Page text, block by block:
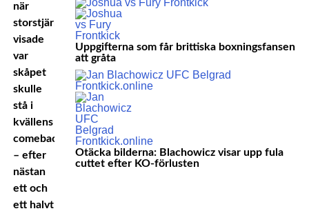
när
storstjärnan
visade
var
skåpet
skulle
stå i
kvällens
comebackmatch
– efter
nästan
ett och
ett halvt
Uppgifterna som får brittiska boxningsfansen
att gråta
Otäcka bilderna: Blachowicz visar upp fula
cuttet efter KO-förlusten